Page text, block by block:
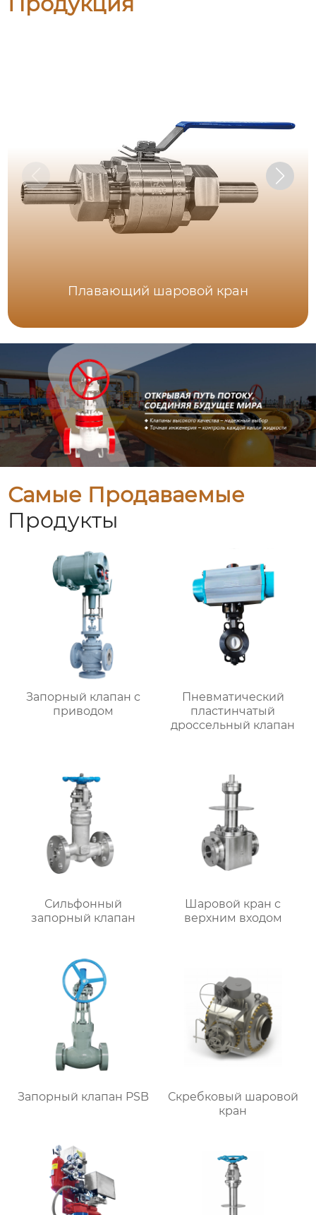
Плавающий шаровой кран
Самые Продаваемые
Продукты
Запорный клапан с
приводом
Пневматический
пластинчатый
дроссельный клапан
Сильфонный
запорный клапан
Шаровой кран с
верхним входом
Запорный клапан PSB
Скребковый шаровой
кран